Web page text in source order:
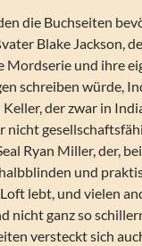
die Buchseiten
Blake Jackson,
Mordserie und ihre
schreiben würde,
der zwar in
nicht
Ryan Miller, der,
und
lebt, und vielen
nicht ganz so
versteckt sich